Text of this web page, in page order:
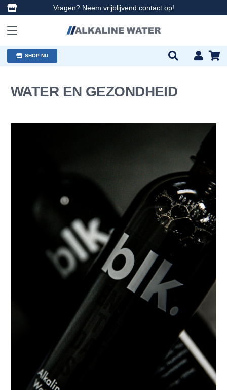
Vragen? Neem vrijblijvend contact op!
SHOP NU
WATER EN GEZONDHEID